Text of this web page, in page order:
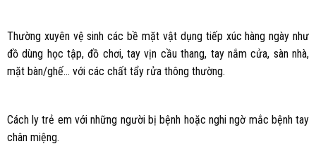
Thường xuyên vệ sinh các bề mặt vật dụng tiếp xúc hàng ngày như
đồ dùng học tập, đồ chơi, tay vịn cầu thang, tay nắm cửa, sàn nhà,
mặt bàn/ghế… với các chất tẩy rửa thông thường.
Cách ly trẻ em với những người bị bệnh hoặc nghi ngờ mắc bệnh tay
chân miệng.